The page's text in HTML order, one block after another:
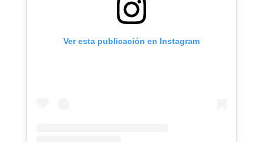
Ver esta publicación en Instagram